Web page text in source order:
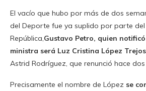
El vacío que hubo por más de dos
del Deporte fue ya suplido por parte
República,Gustavo Petro, quien
ministra será Luz Cristina López Trejos
Astrid Rodríguez, que renunció hace
Precisamente el nombre de López se